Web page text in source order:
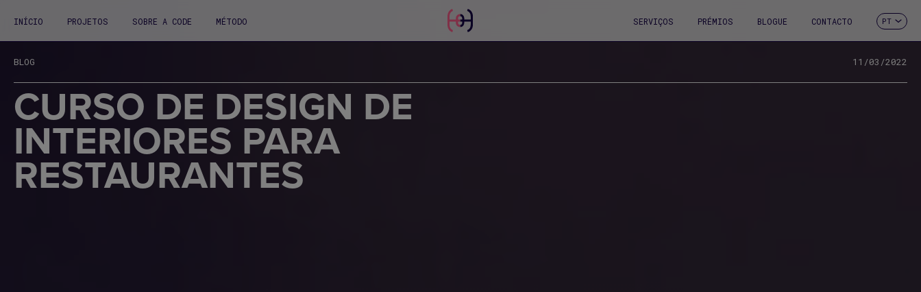
INÍCIO PROJETOS SOBRE A CODE MÉTODO SERVIÇOS PRÉMIOS BLOGUE CONTACTO
EN
DE
PT
BLOG 11/03/2022
CURSO DE DESIGN DE
INTERIORES PARA
RESTAURANTES